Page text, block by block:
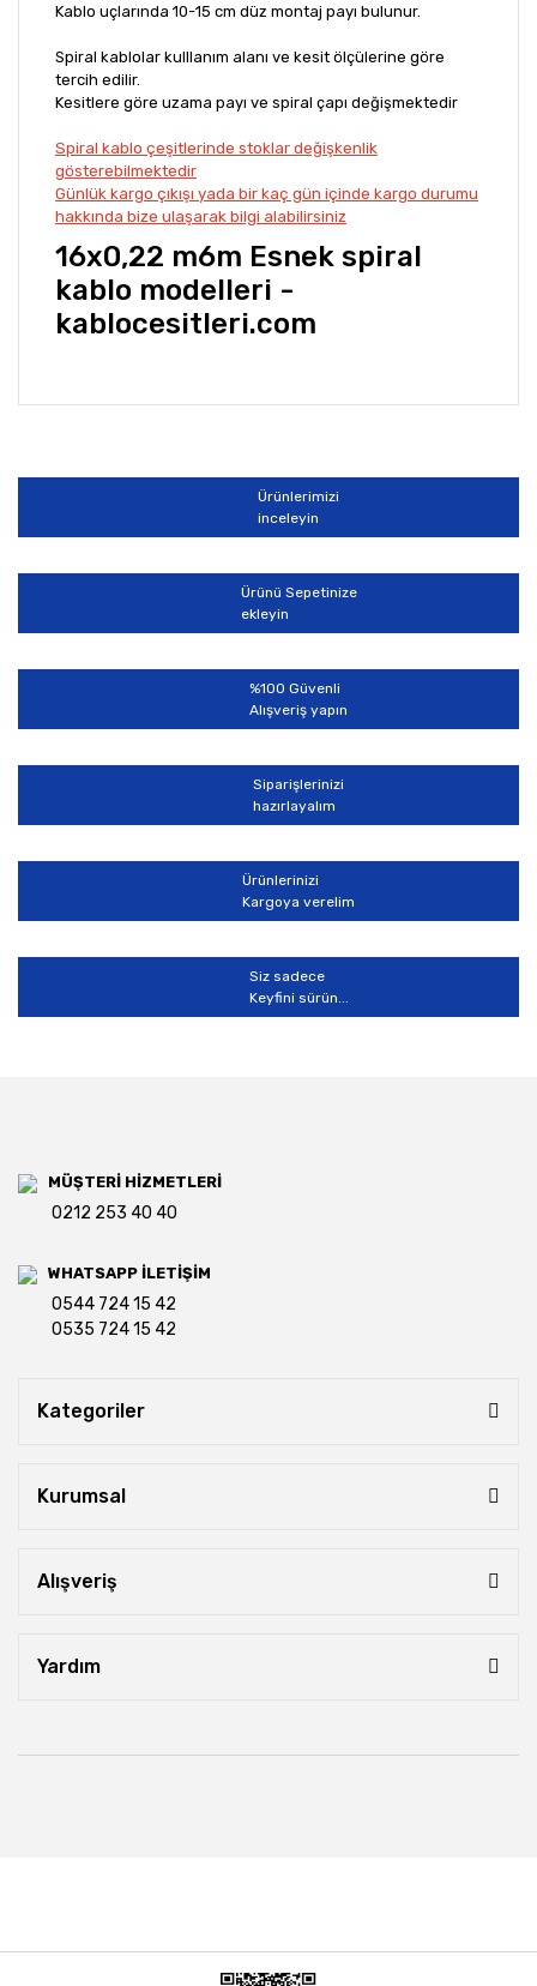
Kablo uçlarında 10-15 cm düz montaj payı bulunur.
Spiral kablolar kulllanım alanı ve kesit ölçülerine göre
tercih edilir.
Kesitlere göre uzama payı ve spiral çapı değişmektedir
Spiral kablo çeşitlerinde stoklar değişkenlik
gösterebilmektedir
Günlük kargo çıkışı yada bir kaç gün içinde kargo durumu
hakkında bize ulaşarak bilgi alabilirsiniz
16x0,22 m6m Esnek spiral
kablo modelleri -
kablocesitleri.com
Yorum Yaz
Bu ürünün fiyat bilgisi, resim, ürün açıklamalarında ve
Görüş ve önerileriniz için teşekkür ederiz.
Ürün resmi kalitesiz, bozuk veya görüntülenemiyor.
Ürün açıklamasında eksik bilgiler bulunuyor.
Ürün bilgilerinde hatalar bulunuyor.
Ürün fiyatı diğer sitelerden daha pahalı.
Bu ürüne benzer farklı alternatifler olmalı.
Gönder
Ürünlerimizi
inceleyin
Ürünü Sepetinize
ekleyin
%100 Güvenli
Alışveriş yapın
Siparişlerinizi
hazırlayalım
Ürünlerinizi
Kargoya verelim
Siz sadece
Keyfini sürün...
MÜŞTERİ HİZMETLERİ
0212 253 40 40
WHATSAPP İLETİŞİM
0544 724 15 42
0535 724 15 42
Kategoriler
Kurumsal
Alışveriş
Yardım